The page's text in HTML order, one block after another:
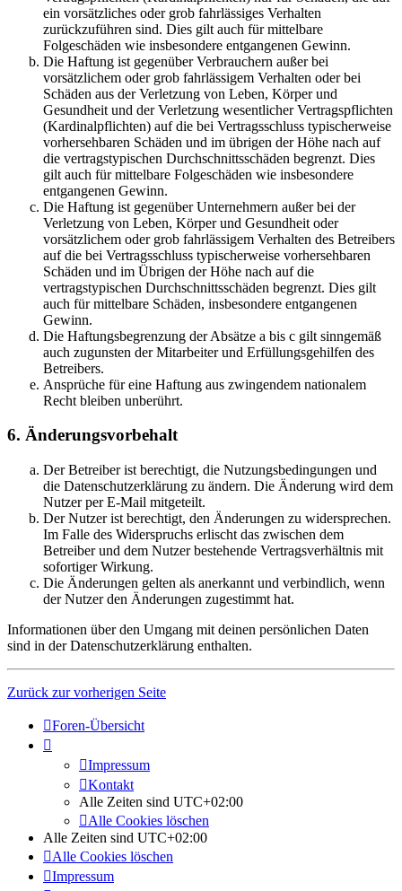
ein vorsätzliches oder grob fahrlässiges Verhalten
zurückzuführen sind. Dies gilt auch für mittelbare
Folgeschäden wie insbesondere entgangenen Gewinn.
Die Haftung ist gegenüber Verbrauchern außer bei
vorsätzlichem oder grob fahrlässigem Verhalten oder bei
Schäden aus der Verletzung von Leben, Körper und
Gesundheit und der Verletzung wesentlicher Vertragspflichten
(Kardinalpflichten) auf die bei Vertragsschluss typischerweise
vorhersehbaren Schäden und im übrigen der Höhe nach auf
die vertragstypischen Durchschnittsschäden begrenzt. Dies
gilt auch für mittelbare Folgeschäden wie insbesondere
entgangenen Gewinn.
Die Haftung ist gegenüber Unternehmern außer bei der
Verletzung von Leben, Körper und Gesundheit oder
vorsätzlichem oder grob fahrlässigem Verhalten des Betreibers
auf die bei Vertragsschluss typischerweise vorhersehbaren
Schäden und im Übrigen der Höhe nach auf die
vertragstypischen Durchschnittsschäden begrenzt. Dies gilt
auch für mittelbare Schäden, insbesondere entgangenen
Gewinn.
Die Haftungsbegrenzung der Absätze a bis c gilt sinngemäß
auch zugunsten der Mitarbeiter und Erfüllungsgehilfen des
Betreibers.
Ansprüche für eine Haftung aus zwingendem nationalem
Recht bleiben unberührt.
6. Änderungsvorbehalt
Der Betreiber ist berechtigt, die Nutzungsbedingungen und
die Datenschutzerklärung zu ändern. Die Änderung wird dem
Nutzer per E-Mail mitgeteilt.
Der Nutzer ist berechtigt, den Änderungen zu widersprechen.
Im Falle des Widerspruchs erlischt das zwischen dem
Betreiber und dem Nutzer bestehende Vertragsverhältnis mit
sofortiger Wirkung.
Die Änderungen gelten als anerkannt und verbindlich, wenn
der Nutzer den Änderungen zugestimmt hat.
Informationen über den Umgang mit deinen persönlichen Daten
sind in der Datenschutzerklärung enthalten.
Zurück zur vorherigen Seite
Foren-Übersicht
Impressum
Kontakt
Alle Zeiten sind UTC+02:00
Alle Cookies löschen
Alle Zeiten sind UTC+02:00
Alle Cookies löschen
Impressum